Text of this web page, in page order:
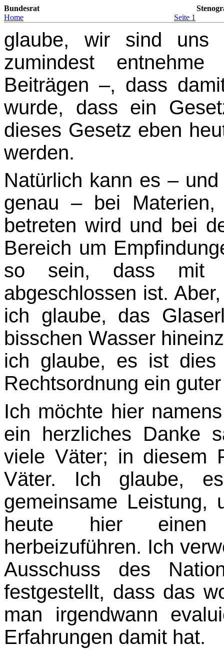
Bundesrat
Home
Seite 1
glaube, wir sind
zumindest
Beiträgen –, dass
wurde, dass ein
dieses Gesetz eben
werden.
Natürlich kann es –
genau – bei
betreten wird und bei
Bereich um
so sein, dass mit
abgeschlossen ist.
ich glaube, das
bisschen Wasser
ich glaube, es ist dies
Rechtsordnung ein
Ich möchte hier
ein herzliches Danke
viele Väter; in diesem
Väter. Ich glaube,
gemeinsame Leistung,
heute hier einen
herbeizuführen. Ich
Ausschuss des
festgestellt, dass das
man irgendwann
Erfahrun­gen damit hat.